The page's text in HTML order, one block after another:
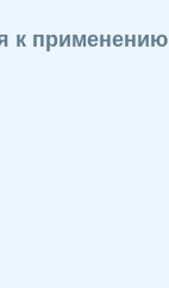
к применению